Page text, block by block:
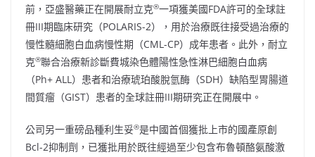
前，亞盛醫藥正在開展耐立克®一項獲美國FDA許可的全球註
冊III期臨床研究（POLARIS-2），用於治療既往接受過治療的
慢性髓細胞白血病慢性期（CML-CP）成年患者。此外，耐立
克®聯合治療新診斷費城染色體陽性急性淋巴細胞白血病
（Ph+ ALL）患者和治療琥珀酸脫氫酶（SDH）缺陷型胃腸道
間質瘤（GIST）患者的全球註冊III期研究正在開展中。
公司另一重磅品種利生妥®是中國首個獲批上市的國產原創
Bcl-2抑制劑，已獲批用於既往經過至少包含布魯頓酪氨酸激